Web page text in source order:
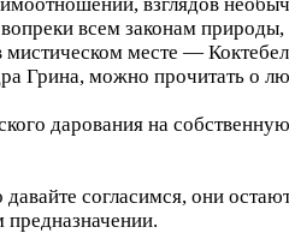
всем законам
мистическом месте —
Грина, можно прочитать о
дарования на
согласимся, они